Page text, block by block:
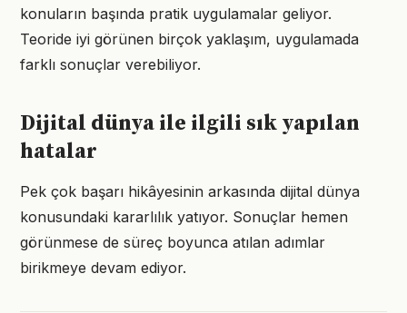
konuların başında pratik uygulamalar geliyor.
Teoride iyi görünen birçok yaklaşım, uygulamada
farklı sonuçlar verebiliyor.
Dijital dünya ile ilgili sık yapılan
hatalar
Pek çok başarı hikâyesinin arkasında dijital dünya
konusundaki kararlılık yatıyor. Sonuçlar hemen
görünmese de süreç boyunca atılan adımlar
birikmeye devam ediyor.